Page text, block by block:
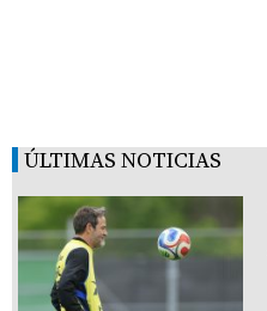
ÚLTIMAS NOTICIAS